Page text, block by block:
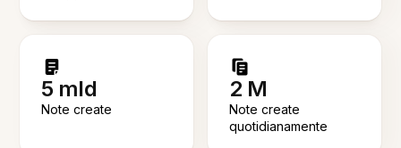
5 mld
Note create
2 M
Note create
quotidianamente